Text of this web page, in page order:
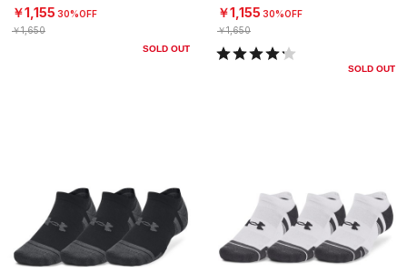
ボール/UNISEX）
￥1,155 30%OFF
￥1,650
SOLD OUT
ニング/UNISEX）
￥1,155 30%OFF
￥1,650
SOLD OUT